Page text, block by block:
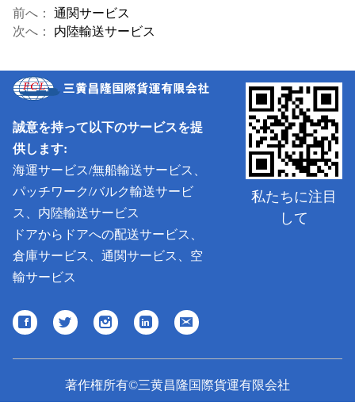
前へ： 通関サービス
次へ： 内陸輸送サービス
誠意を持って以下のサービスを提
供します:
海運サービス/無船輸送サービス、
パッチワーク/バルク輸送サービ
ス、内陸輸送サービス
ドアからドアへの配送サービス、
倉庫サービス、通関サービス、空
輸サービス
私たちに注目
して
著作権所有©三黄昌隆国際貨運有限会社